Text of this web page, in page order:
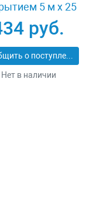
5 м x 25
Зубр 34057-05-
25_z02руб.
Сообщить о поступлении
Нет в наличии